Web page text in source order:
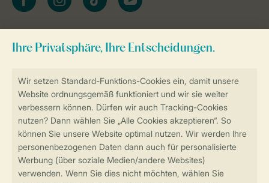
Sicher und schnell zur Online-Buchung
Sichere Datenübertragung
Zum Newsletter anmelden